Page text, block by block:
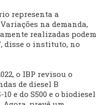
representa a
na demanda,
realizadas podem
disse o instituto, no
o IBP revisou o
de diesel B
e do S500 e o biodiesel